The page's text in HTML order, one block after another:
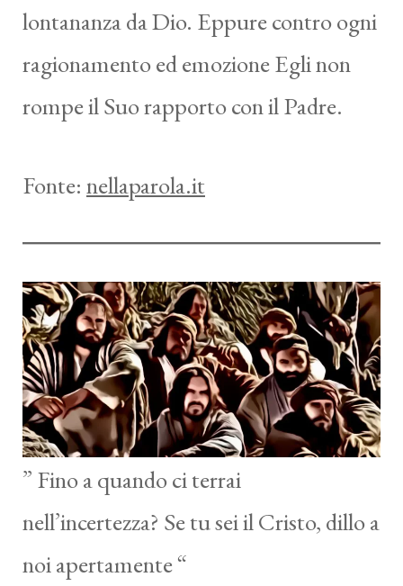
lontananza da Dio. Eppure contro ogni
ragionamento ed emozione Egli non
rompe il Suo rapporto con il Padre.
Fonte: nellaparola.it
” Fino a quando ci terrai
nell’incertezza? Se tu sei il Cristo, dillo a
noi apertamente “